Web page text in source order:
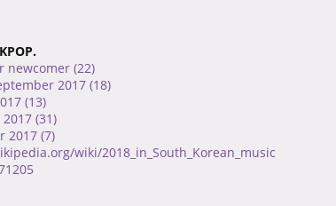
newcomer (22)
2017 (18)
(13)
(31)
2017 (7)
wiki/2018_in_South_Korean_music